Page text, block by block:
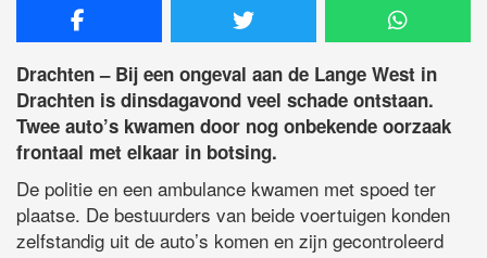
Drachten – Bij een ongeval aan de Lange West in
Drachten is dinsdagavond veel schade ontstaan.
Twee auto’s kwamen door nog onbekende oorzaak
frontaal met elkaar in botsing.
De politie en een ambulance kwamen met spoed ter
plaatse. De bestuurders van beide voertuigen konden
zelfstandig uit de auto’s komen en zijn gecontroleerd